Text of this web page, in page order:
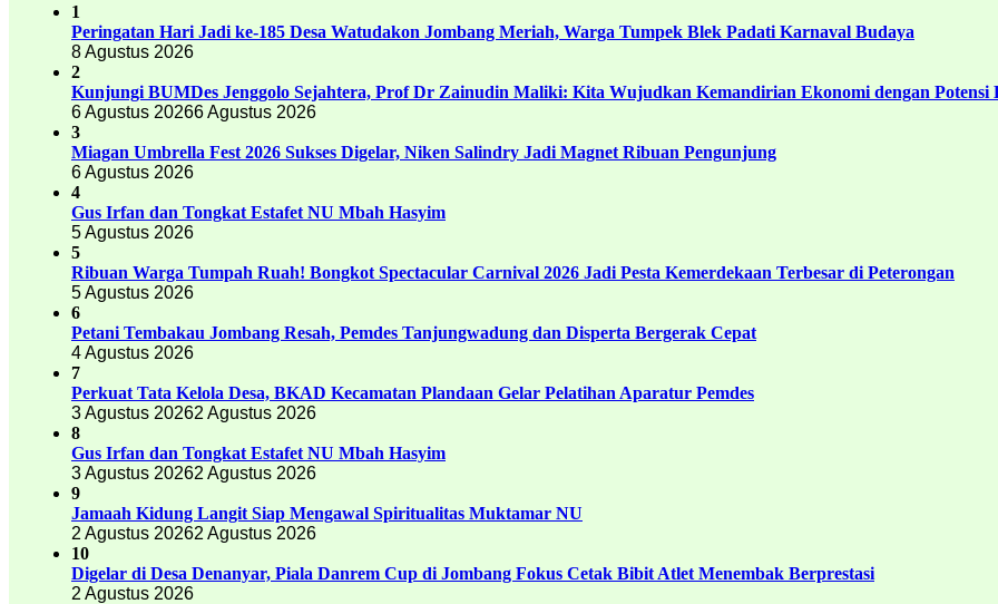
1
Peringatan Hari Jadi ke-185 Desa Watudakon Jombang Meriah, Warga Tumpek Blek Padati Karnaval Budaya
8 Agustus 2026
2
Kunjungi BUMDes Jenggolo Sejahtera, Prof Dr Zainudin Maliki: Kita Wujudkan Kemandirian Ekonomi dengan Potensi
6 Agustus 20266 Agustus 2026
3
Miagan Umbrella Fest 2026 Sukses Digelar, Niken Salindry Jadi Magnet Ribuan Pengunjung
6 Agustus 2026
4
Gus Irfan dan Tongkat Estafet NU Mbah Hasyim
5 Agustus 2026
5
Ribuan Warga Tumpah Ruah! Bongkot Spectacular Carnival 2026 Jadi Pesta Kemerdekaan Terbesar di Peterongan
5 Agustus 2026
6
Petani Tembakau Jombang Resah, Pemdes Tanjungwadung dan Disperta Bergerak Cepat
4 Agustus 2026
7
Perkuat Tata Kelola Desa, BKAD Kecamatan Plandaan Gelar Pelatihan Aparatur Pemdes
3 Agustus 20262 Agustus 2026
8
Gus Irfan dan Tongkat Estafet NU Mbah Hasyim
3 Agustus 20262 Agustus 2026
9
Jamaah Kidung Langit Siap Mengawal Spiritualitas Muktamar NU
2 Agustus 20262 Agustus 2026
10
Digelar di Desa Denanyar, Piala Danrem Cup di Jombang Fokus Cetak Bibit Atlet Menembak Berprestasi
2 Agustus 2026